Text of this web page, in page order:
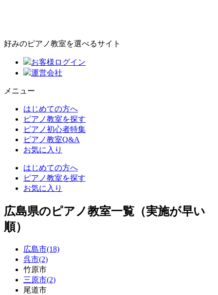
好みのピアノ教室を選べるサイト
お客様ログイン
運営会社
メニュー
はじめての方へ
ピアノ教室を探す
ピアノ初心者特集
ピアノ教室Q&A
お気に入り
はじめての方へ
ピアノ教室を探す
お気に入り
広島県のピアノ教室一覧（実施が早い
順）
広島市(18)
呉市(2)
竹原市
三原市(2)
尾道市